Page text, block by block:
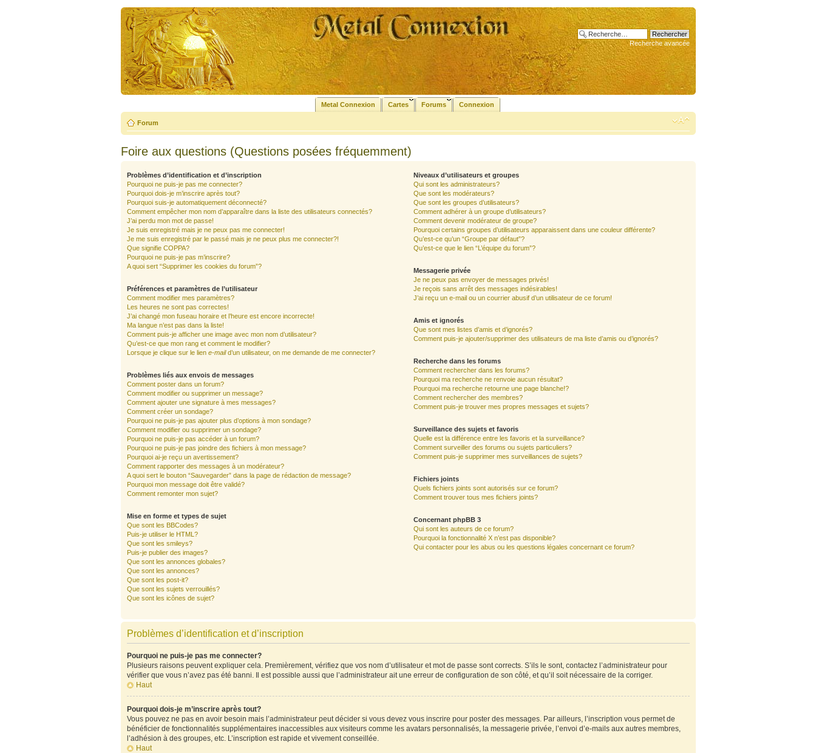
Recherche avancée
Metal Connexion Cartes Forums Connexion
Forum
Foire aux questions (Questions posées fréquemment)
Problèmes d’identification et d’inscription
Pourquoi ne puis-je pas me connecter?
Pourquoi dois-je m’inscrire après tout?
Pourquoi suis-je automatiquement déconnecté?
Comment empêcher mon nom d’apparaître dans la liste des utilisateurs connectés?
J’ai perdu mon mot de passe!
Je suis enregistré mais je ne peux pas me connecter!
Je me suis enregistré par le passé mais je ne peux plus me connecter?!
Que signifie COPPA?
Pourquoi ne puis-je pas m’inscrire?
A quoi sert “Supprimer les cookies du forum”?
Préférences et paramètres de l’utilisateur
Comment modifier mes paramètres?
Les heures ne sont pas correctes!
J’ai changé mon fuseau horaire et l’heure est encore incorrecte!
Ma langue n’est pas dans la liste!
Comment puis-je afficher une image avec mon nom d’utilisateur?
Qu’est-ce que mon rang et comment le modifier?
Lorsque je clique sur le lien e-maild’un utilisateur, on me demande de me connecter?
Problèmes liés aux envois de messages
Comment poster dans un forum?
Comment modifier ou supprimer un message?
Comment ajouter une signature à mes messages?
Comment créer un sondage?
Pourquoi ne puis-je pas ajouter plus d’options à mon sondage?
Comment modifier ou supprimer un sondage?
Pourquoi ne puis-je pas accéder à un forum?
Pourquoi ne puis-je pas joindre des fichiers à mon message?
Pourquoi ai-je reçu un avertissement?
Comment rapporter des messages à un modérateur?
A quoi sert le bouton “Sauvegarder” dans la page de rédaction de message?
Pourquoi mon message doit être validé?
Comment remonter mon sujet?
Mise en forme et types de sujet
Que sont les BBCodes?
Puis-je utiliser le HTML?
Que sont les smileys?
Puis-je publier des images?
Que sont les annonces globales?
Que sont les annonces?
Que sont les post-it?
Que sont les sujets verrouillés?
Que sont les icônes de sujet?
Niveaux d’utilisateurs et groupes
Qui sont les administrateurs?
Que sont les modérateurs?
Que sont les groupes d’utilisateurs?
Comment adhérer à un groupe d’utilisateurs?
Comment devenir modérateur de groupe?
Pourquoi certains groupes d’utilisateurs apparaissent dans une couleur différente?
Qu’est-ce qu’un “Groupe par défaut”?
Qu’est-ce que le lien “L’équipe du forum”?
Messagerie privée
Je ne peux pas envoyer de messages privés!
Je reçois sans arrêt des messages indésirables!
J’ai reçu un e-mail ou un courrier abusif d’un utilisateur de ce forum!
Amis et ignorés
Que sont mes listes d’amis et d’ignorés?
Comment puis-je ajouter/supprimer des utilisateurs de ma liste d’amis ou d’ignorés?
Recherche dans les forums
Comment rechercher dans les forums?
Pourquoi ma recherche ne renvoie aucun résultat?
Pourquoi ma recherche retourne une page blanche!?
Comment rechercher des membres?
Comment puis-je trouver mes propres messages et sujets?
Surveillance des sujets et favoris
Quelle est la différence entre les favoris et la surveillance?
Comment surveiller des forums ou sujets particuliers?
Comment puis-je supprimer mes surveillances de sujets?
Fichiers joints
Quels fichiers joints sont autorisés sur ce forum?
Comment trouver tous mes fichiers joints?
Concernant phpBB 3
Qui sont les auteurs de ce forum?
Pourquoi la fonctionnalité X n’est pas disponible?
Qui contacter pour les abus ou les questions légales concernant ce forum?
Problèmes d’identification et d’inscription
Pourquoi ne puis-je pas me connecter?
Plusieurs raisons peuvent expliquer cela. Premièrement, vérifiez que vos nom d’utilisateur et mot de passe sont corrects. S’ils le sont, contactez l’administrateur pour
vérifier que vous n’avez pas été banni. Il est possible aussi que l’administrateur ait une erreur de configuration de son côté, et qu’il soit nécessaire de la corriger.
Haut
Pourquoi dois-je m’inscrire après tout?
Vous pouvez ne pas en avoir besoin mais l’administrateur peut décider si vous devez vous inscrire pour poster des messages. Par ailleurs, l’inscription vous permet de
bénéficier de fonctionnalités supplémentaires inaccessibles aux visiteurs comme les avatars personnalisés, la messagerie privée, l’envoi d’e-mails aux autres membres,
l’adhésion à des groupes, etc. L’inscription est rapide et vivement conseillée.
Haut